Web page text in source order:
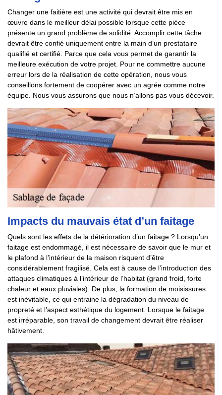
Changer une faitière est une activité qui devrait être mis en
œuvre dans le meilleur délai possible lorsque cette pièce
présente un grand problème de solidité. Accomplir cette tâche
devrait être confié uniquement entre la main d’un prestataire
qualifié et certifié. Parce que cela vous permet de garantir la
meilleure exécution de votre projet. Pour ne commettre aucune
erreur lors de la réalisation de cette opération, nous vous
conseillons fortement de coopérer avec un agrée comme notre
équipe. Nous vous assurons que nous n’allons pas vous décevoir.
Impacts du mauvais état d’un faitage
Quels sont les effets de la détérioration d’un faitage ? Lorsqu’un
faitage est endommagé, il est nécessaire de savoir que le mur et
le plafond à l’intérieur de la maison risquent d’être
considérablement fragilisé. Cela est à cause de l’introduction des
attaques climatiques à l’intérieur de l’habitat (grand froid, forte
chaleur et eaux pluviales). De plus, la formation de moisissures
est inévitable, ce qui entraine la dégradation du niveau de
propreté et l’aspect esthétique du logement. Lorsque le faitage
est irréparable, son travail de changement devrait être réaliser
hâtivement.